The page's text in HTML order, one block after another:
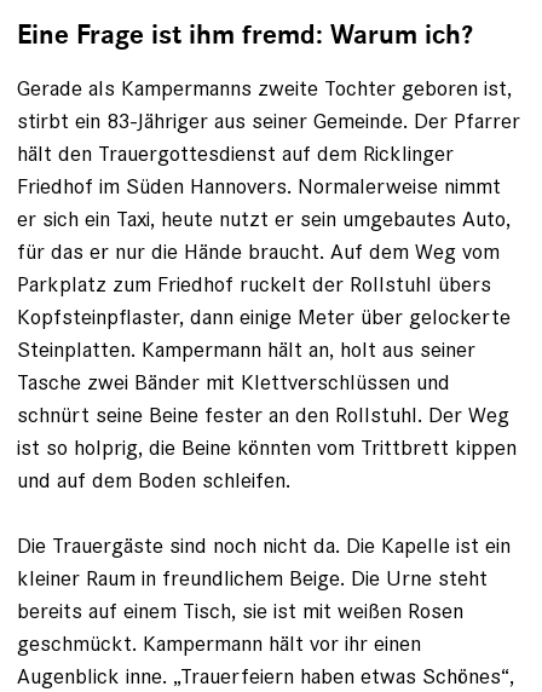
Eine Frage ist ihm fremd: Warum ich?
Gerade als Kampermanns zweite Tochter geboren ist,
stirbt ein 83-Jähriger aus seiner Gemeinde. Der Pfarrer
hält den Trauergottes­dienst auf dem Ricklinger
Friedhof im ­Süden Hannovers. Normalerweise nimmt
er sich ein Taxi, heute nutzt er sein umgebautes Auto,
für das er nur die Hände braucht. Auf dem Weg vom
Parkplatz zum Friedhof ruckelt der Rollstuhl übers
Kopfsteinpflaster, dann einige Meter über gelockerte
Steinplatten. Kampermann hält an, holt aus seiner
Tasche zwei Bänder mit Klettverschlüssen und
schnürt seine ­Beine fester an den Rollstuhl. Der Weg
ist so holprig, die Beine könnten vom Trittbrett kippen
und auf dem Boden schleifen.
Die Trauergäste sind noch nicht da. Die Kapelle ist ein
kleiner Raum in freundlichem ­Beige. Die Urne steht
bereits auf einem Tisch, sie ist mit weißen Rosen
geschmückt. Kampermann hält vor ihr einen
Augenblick inne. „Trauerfeiern haben ­etwas Schönes“,